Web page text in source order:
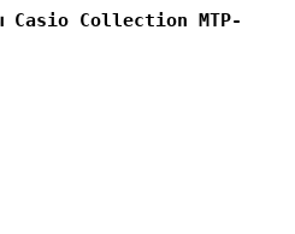
Casio Collection MTP-